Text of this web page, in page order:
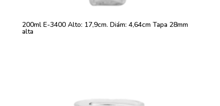
200ml E-3400 Alto: 17,9cm. Diám: 4,64cm Tapa 28mm
alta